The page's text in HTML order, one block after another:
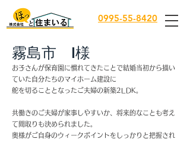
0995-55-8420
霧島市 I様
お子さんが保育園に慣れてきたことで結婚当初から描い
ていた自分たちのマイホーム建設に
舵を切ることとなったご夫婦の新築2LDK。
共働きのご夫婦が家事しやすいか、将来的なことも考え
て間取りも決められました。
奥様がご自身のウィークポイントをしっかりと把握され